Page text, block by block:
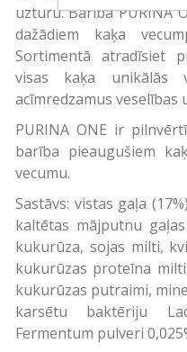
uzturu. Barība PURINA
dažādiem kaķa
Sortimentā atradīsiet
visas kaķa unikālās
acīmredzamus veselības
PURINA ONE ir
barība pieaugušiem
vecumu.
Sastāvs: vistas gaļa
kaltētas mājputnu
kukurūza, sojas milti,
kukurūzas proteīna
kukurūzas putraimi,
karsētu baktēriju
Fermentum pulveri